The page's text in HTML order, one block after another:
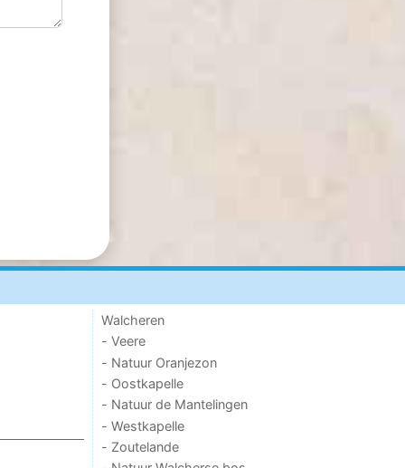
Walcheren
- Veere
- Natuur Oranjezon
- Oostkapelle
- Natuur de Mantelingen
- Westkapelle
- Zoutelande